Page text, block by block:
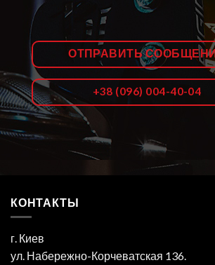
ОТПРАВИТЬ
+38 (096) 004-40-04
КОНТАКТЫ
г. Киев
ул. Набережно-Корчеватская 136.